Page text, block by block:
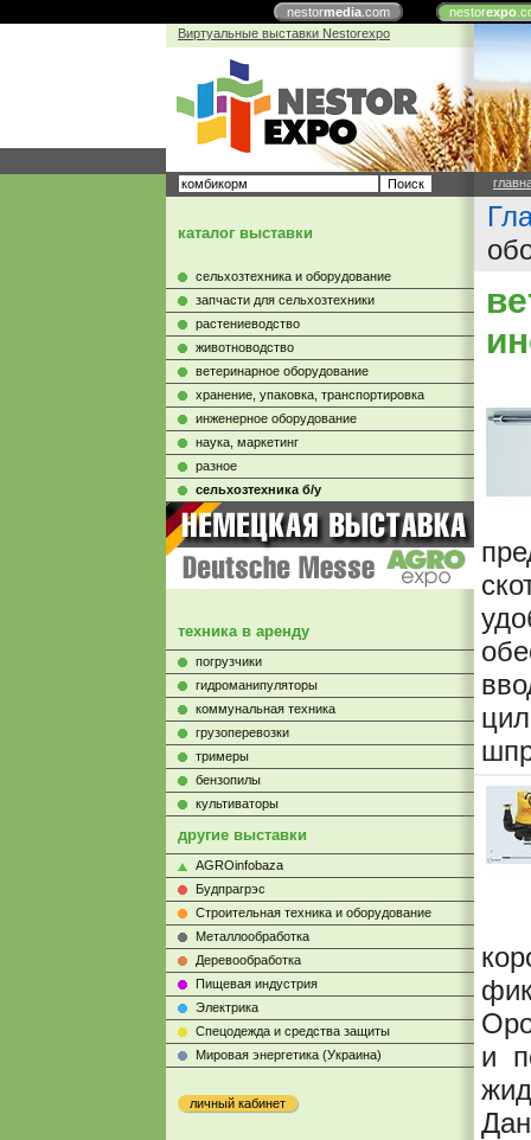
nestormedia.com nestorexpo
Виртуальные выставки Nestorexpo
каталог выставки
сельхозтехника и оборудование
запчасти для сельхозтехники
растениеводство
животноводство
ветеринарное оборудование
хранение, упаковка, транспортировка
инженерное оборудование
наука, маркетинг
разное
сельхозтехника б/у
техника в аренду
погрузчики
гидроманипуляторы
коммунальная техника
грузоперевозки
тримеры
бензопилы
культиваторы
другие выставки
AGROinfobaza
Будпрагрэс
Строительная техника и оборудование
Металлообработка
Деревообработка
Пищевая индустрия
Электрика
Cпецодежда и средства защиты
Мировая энергетика (Украина)
личный кабинет
и